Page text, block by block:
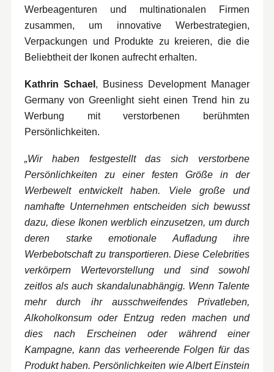
Werbeagenturen und multinationalen Firmen
zusammen, um innovative Werbestrategien,
Verpackungen und Produkte zu kreieren, die die
Beliebtheit der Ikonen aufrecht erhalten.
Kathrin Schael , Business Development Manager
Germany von Greenlight sieht einen Trend hin zu
Werbung mit verstorbenen berühmten
Persönlichkeiten.
„Wir haben festgestellt das sich verstorbene
Persönlichkeiten zu einer festen Größe in der
Werbewelt entwickelt haben. Viele große und
namhafte Unternehmen entscheiden sich bewusst
dazu, diese Ikonen werblich einzusetzen, um durch
deren starke emotionale Aufladung ihre
Werbebotschaft zu transportieren. Diese Celebrities
verkörpern Wertevorstellung und sind sowohl
zeitlos als auch skandalunabhängig. Wenn Talente
mehr durch ihr ausschweifendes Privatleben,
Alkoholkonsum oder Entzug reden machen und
dies nach Erscheinen oder während einer
Kampagne, kann das verheerende Folgen für das
Produkt haben. Persönlichkeiten wie Albert Einstein